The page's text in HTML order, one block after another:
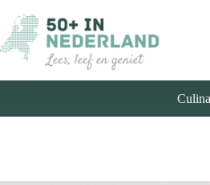
naar
de
inhoud